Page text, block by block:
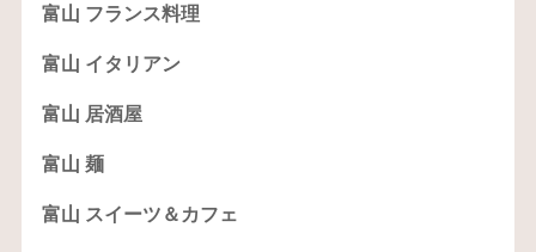
富山 フランス料理
富山 イタリアン
富山 居酒屋
富山 麺
富山 スイーツ＆カフェ